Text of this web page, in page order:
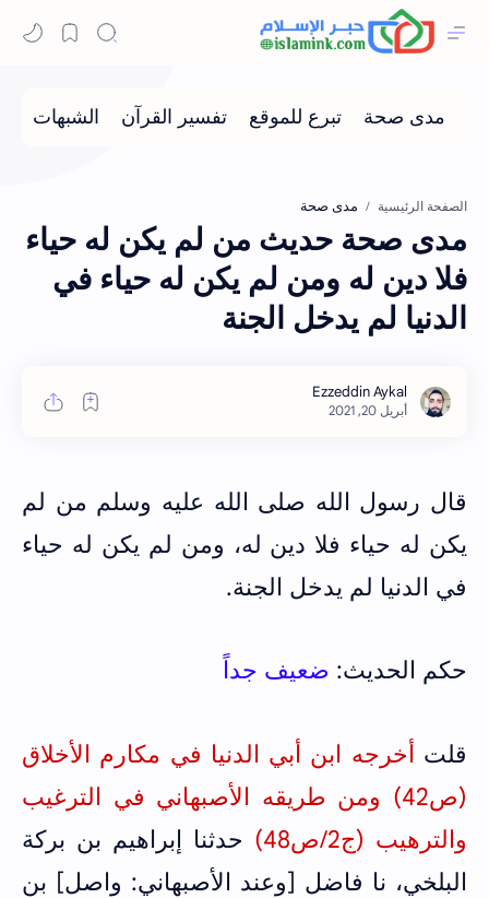
الصفحة الرئيسية مدى صحة
مدى صحة حديث من لم يكن له حياء
فلا دين له ومن لم يكن له حياء في
الدنيا لم يدخل الجنة
قال رسول الله صلى الله عليه وسلم من لم
يكن له حياء فلا دين له، ومن لم يكن له حياء
في الدنيا لم يدخل الجنة.
حكم الحديث: ضعيف جداً
قلت أخرجه ابن أبي الدنيا في مكارم الأخلاق
(ص42) ومن طريقه الأصبهاني في الترغيب
والترهيب (ج2/ص48)
حدثنا إبراهيم بن بركة
البلخي، نا فاضل [وعند الأصبهاني: واصل] بن